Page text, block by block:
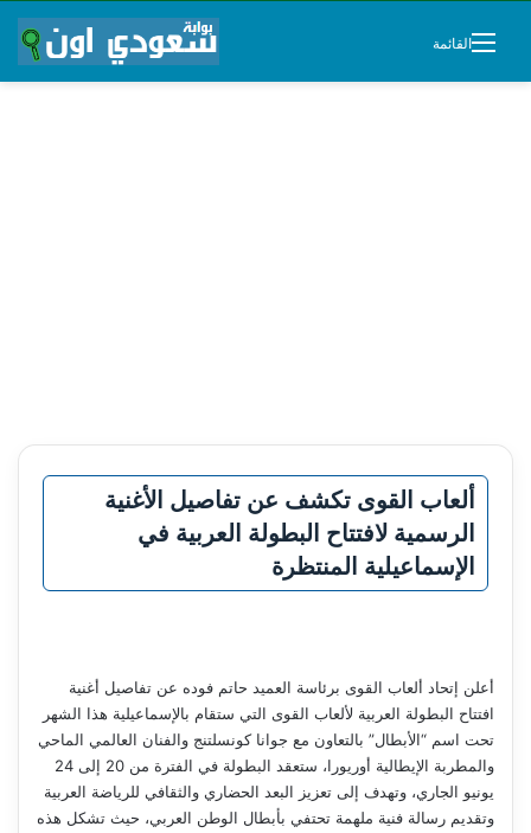
القائمة
ألعاب القوى تكشف عن تفاصيل الأغنية
الرسمية لافتتاح البطولة العربية في
الإسماعيلية المنتظرة
أعلن إتحاد ألعاب القوى برئاسة العميد حاتم فوده عن تفاصيل أغنية
افتتاح البطولة العربية لألعاب القوى التي ستقام بالإسماعيلية هذا الشهر
تحت اسم “الأبطال” بالتعاون مع جوانا كونسلتنج والفنان العالمي الماحي
والمطربة الإيطالية أوريورا، ستعقد البطولة في الفترة من 20 إلى 24
يونيو الجاري، وتهدف إلى تعزيز البعد الحضاري والثقافي للرياضة العربية
وتقديم رسالة فنية ملهمة تحتفي بأبطال الوطن العربي، حيث تشكل هذه